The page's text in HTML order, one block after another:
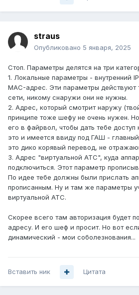
straus
Опубликовано 5 января, 2025
Стоп. Параметры делятся на три
1. Локальные параметры - внутренний
MAC-адрес. Эти параметры действуют
сети, никому снаружи они не нужны.
2. Адрес, который смотрит наружу
принципе тоже шефу не очень нужен.
его в файрвол, чтобы дать тебе
это и имеется ввиду под ГАШ -
это дико корявый перевод, не
3. Адрес "виртуальной АТС", куда
подключиться. Этот параметр
По идее тебе должны были прислать
прописанным. Ну и там же параметры
виртуальной АТС.
Скорее всего там авторизация будет
адресу. И его шеф и просит. Но вот
динамический - мои соболезнования...
Вставить ник Цитата